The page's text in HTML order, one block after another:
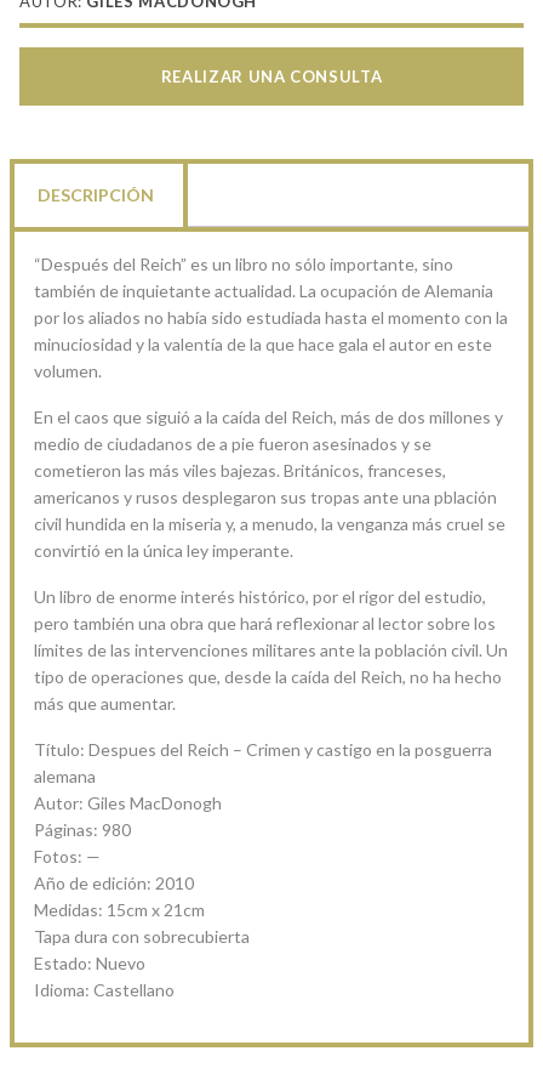
REALIZAR UNA CONSULTA
DESCRIPCIÓN
“Después del Reich” es un libro no sólo importante, sino
también de inquietante actualidad. La ocupación de Alemania
por los aliados no había sido estudiada hasta el momento con la
minuciosidad y la valentía de la que hace gala el autor en este
volumen.
En el caos que siguió a la caída del Reich, más de dos millones y
medio de ciudadanos de a pie fueron asesinados y se
cometieron las más viles bajezas. Británicos, franceses,
americanos y rusos desplegaron sus tropas ante una pblación
civil hundida en la miseria y, a menudo, la venganza más cruel se
convirtió en la única ley imperante.
Un libro de enorme interés histórico, por el rigor del estudio,
pero también una obra que hará reflexionar al lector sobre los
límites de las intervenciones militares ante la población civil. Un
tipo de operaciones que, desde la caída del Reich, no ha hecho
más que aumentar.
Título: Despues del Reich – Crimen y castigo en la posguerra
alemana
Autor: Giles MacDonogh
Páginas: 980
Fotos: —
Año de edición: 2010
Medidas: 15cm x 21cm
Tapa dura con sobrecubierta
Estado: Nuevo
Idioma: Castellano